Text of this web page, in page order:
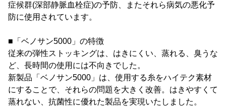
症候群(深部静脈血栓症)の予防、またそれら病気の悪化予
防に使用されています。
■「ベノサン5000」の特徴
従来の弾性ストッキングは、はきにくい、蒸れる、臭うな
ど、長時間の使用には不向きでした。
新製品「ベノサン5000」は、使用する糸をハイテク素材
にすることで、それらの問題を大きく改善。はきやすくて
蒸れない、抗菌性に優れた製品を実現いたしました。